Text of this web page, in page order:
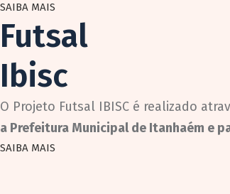
SAIBA MAIS
Futsal
Ibisc
O Projeto Futsal IBISC é realizado
a Prefeitura Municipal de Itanhaém e
SAIBA MAIS